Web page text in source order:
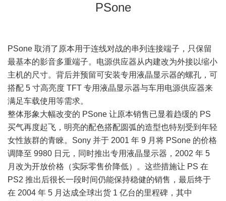
PSone
PSone 取消了原本用于连线对战的串列连接端子，只保留
最基本的影音多重端子。电源供应器从内建改为外接以缩小
主机的尺寸。背后并预留可安装专用液晶显示器的螺孔，可
搭配 5 寸高亮度 TFT 专用液晶显示器与车用电源供应器来
满足车载使用等需求。
整体形象大幅改变的 PSone 让原本销售已显着趋缓的 PS
买气再度起飞，明亮的配色搭配圆弧的造型也特别受到年轻
女性族群的青睞。Sony 并于 2001 年 9 月将 PSone 的价格
调降至 9980 日元，同时推出专用液晶显示器，2002 年 5
月改为开放价格（实际零售价降低）。这些措施让 PS 在
PS2 推出后很长一段时间仍能保持稳健的销售，最后终于
在 2004 年 5 月达成全球出货 1 亿台的里程碑，其中